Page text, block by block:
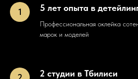
5 лет опыта в
Профессиональная оклейка
марок и моделей
2 студии в Тбилиси